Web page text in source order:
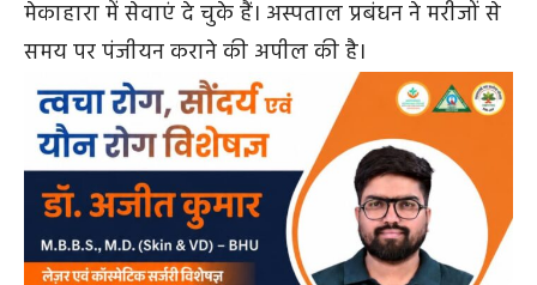
मेकाहारा में सेवाएं दे चुके हैं। अस्पताल प्रबंधन ने मरीजों से
समय पर पंजीयन कराने की अपील की है।